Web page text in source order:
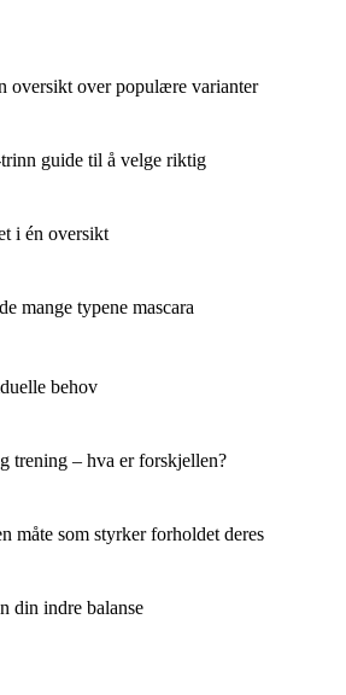
oversikt over populære varianter
guide til å velge riktig
i én oversikt
mange typene mascara
behov
trening – hva er forskjellen?
måte som styrker forholdet deres
din indre balanse